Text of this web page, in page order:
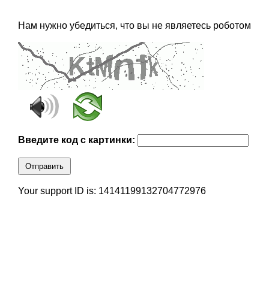
Нам нужно убедиться, что вы не являетесь роботом
Введите код с картинки:
Отправить
Your support ID is: 14141199132704772976